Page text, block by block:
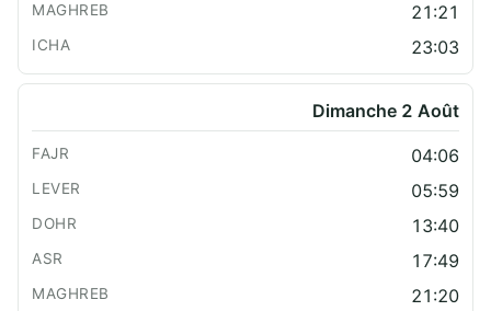
21:21
23:03
Dimanche 2 Août
04:06
05:59
13:40
17:49
21:20